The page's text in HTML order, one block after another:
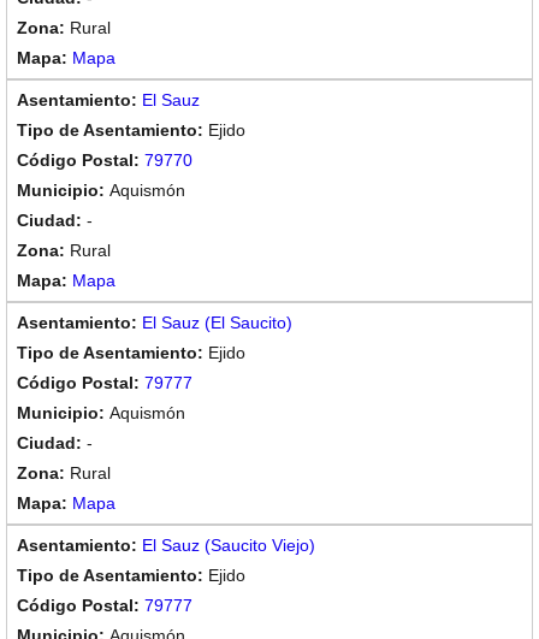
Rural
Mapa
El Sauz
Ejido
79770
Aquismón
-
Rural
Mapa
El Sauz (El Saucito)
Ejido
79777
Aquismón
-
Rural
Mapa
El Sauz (Saucito Viejo)
Ejido
79777